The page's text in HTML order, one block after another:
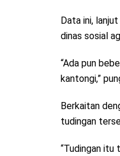
Data ini,
dinas sosial
“Ada pun
kantongi,”
Berkaitan
tudingan
“Tudingan itu